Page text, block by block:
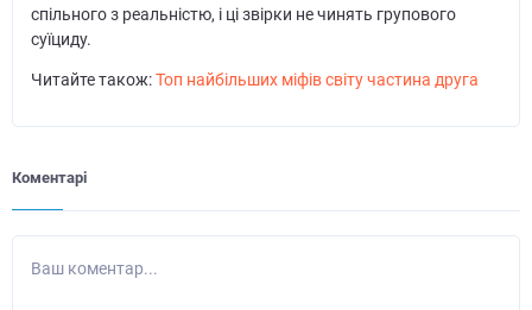
спільного з реальністю, і ці звірки не чинять групового
суїциду.
Читайте також:Топ найбільших міфів світу частина друга
Коментарі
Ваш коментар...